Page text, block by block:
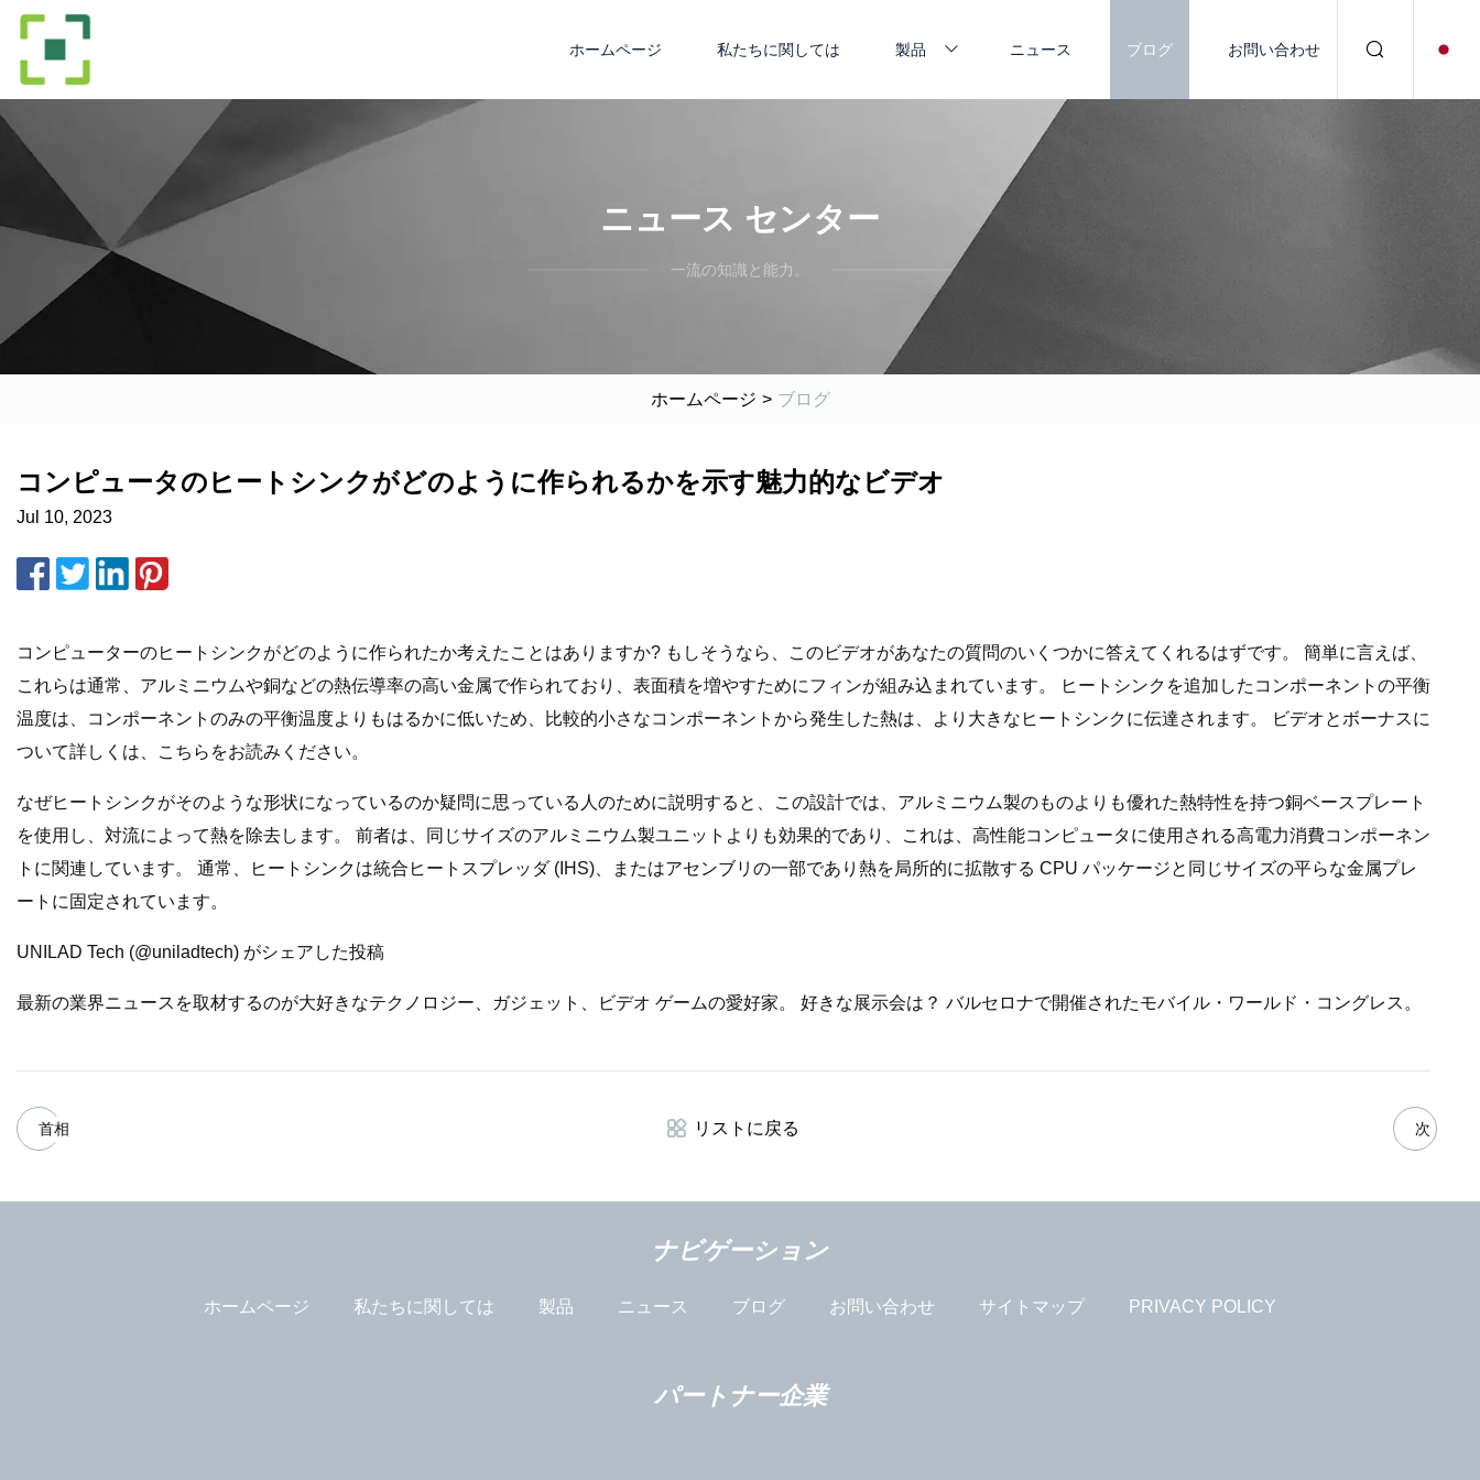
ホームページ 私たちに関しては 製品 ニュース ブログ お問い合わせ
ニュース センター
一流の知識と能力。
ホームページ > ブログ
コンピュータのヒートシンクがどのように作られるかを示す魅力的なビデオ
Jul 10, 2023
コンピューターのヒートシンクがどのように作られたか考えたことはありますか? もしそうなら、このビデオがあなたの質問のいくつかに答えてくれるはずです。 簡単に言えば、
これらは通常、アルミニウムや銅などの熱伝導率の高い金属で作られており、表面積を増やすためにフィンが組み込まれています。 ヒートシンクを追加したコンポーネントの平衡
温度は、コンポーネントのみの平衡温度よりもはるかに低いため、比較的小さなコンポーネントから発生した熱は、より大きなヒートシンクに伝達されます。 ビデオとボーナスに
ついて詳しくは、こちらをお読みください。
なぜヒートシンクがそのような形状になっているのか疑問に思っている人のために説明すると、この設計では、アルミニウム製のものよりも優れた熱特性を持つ銅ベースプレート
を使用し、対流によって熱を除去します。 前者は、同じサイズのアルミニウム製ユニットよりも効果的であり、これは、高性能コンピュータに使用される高電力消費コンポーネン
トに関連しています。 通常、ヒートシンクは統合ヒートスプレッダ (IHS)、またはアセンブリの一部であり熱を局所的に拡散する CPU パッケージと同じサイズの平らな金属プレ
ートに固定されています。
UNILAD Tech (@uniladtech) がシェアした投稿
最新の業界ニュースを取材するのが大好きなテクノロジー、ガジェット、ビデオ ゲームの愛好家。 好きな展示会は？ バルセロナで開催されたモバイル・ワールド・コングレス。
首相 リストに戻る 次
ナビゲーション
ホームページ 私たちに関しては 製品 ニュース ブログ お問い合わせ サイトマップ PRIVACY POLICY
パートナー企業